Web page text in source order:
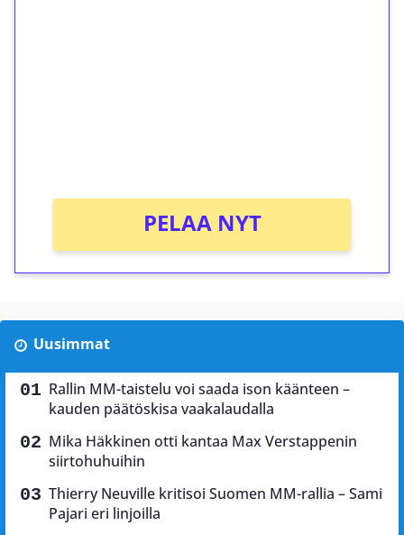
PELAA NYT
Uusimmat
Rallin MM-taistelu voi saada ison käänteen –
kauden päätöskisa vaakalaudalla
Mika Häkkinen otti kantaa Max Verstappenin
siirtohuhuihin
Thierry Neuville kritisoi Suomen MM-rallia – Sami
Pajari eri linjoilla